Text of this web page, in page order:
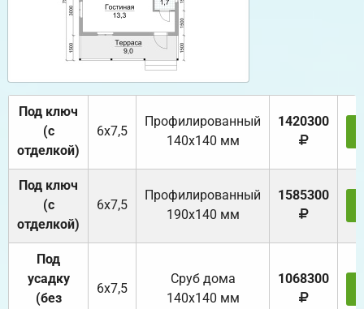
Под ключ
(с
отделкой)
6х7,5
Профилированный
140х140 мм
1420300
Под ключ
(с
отделкой)
6х7,5
Профилированный
190х140 мм
1585300
Под
усадку
(без
6х7,5
Cруб дома
140х140 мм
1068300